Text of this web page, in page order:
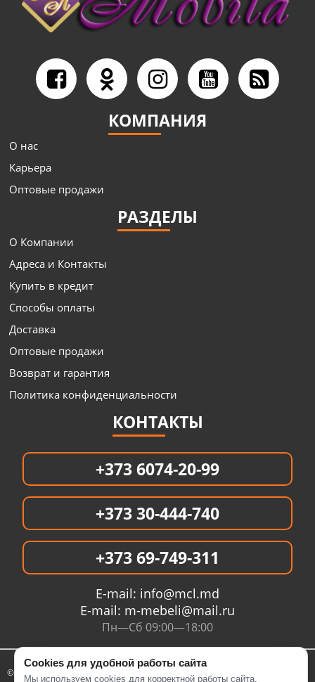
КОМПАНИЯ
О нас
Карьера
Оптовые продажи
РАЗДЕЛЫ
О Компании
Адреса и Контакты
Купить в кредит
Способы оплаты
Доставка
Оптовые продажи
Возврат и гарантия
Политика конфиденциальности
КОНТАКТЫ
+373 6074-20-99
+373 30-444-740
+373 69-749-311
E-mail: info@mcl.md
E-mail: m-mebeli@mail.ru
Пн—Сб 09:00—18:00
Cookies для удобной работы сайта
Мы используем cookies для корректной работы сайта,
© 2005- 2026 Интернет магазин MCL.MD